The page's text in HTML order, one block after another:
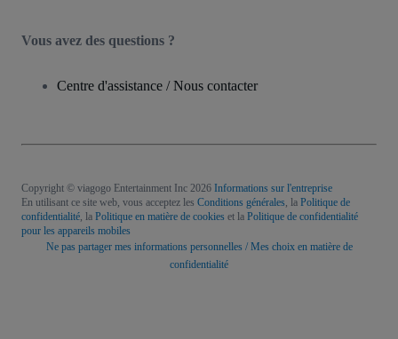
Vous avez des questions ?
Centre d'assistance / Nous contacter
Copyright © viagogo Entertainment Inc 2026 Informations sur l'entreprise
En utilisant ce site web, vous acceptez les Conditions générales , la Politique de
confidentialité , la Politique en matière de cookies et la Politique de confidentialité
pour les appareils mobiles
Ne pas partager mes informations personnelles / Mes choix en matière de
confidentialité